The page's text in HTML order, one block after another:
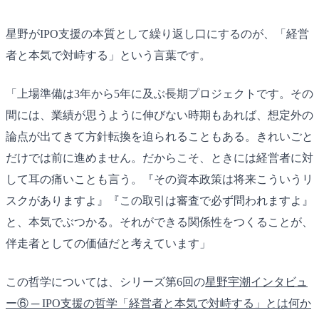
星野がIPO支援の本質として繰り返し口にするのが、「経営
者と本気で対峙する」という言葉です。
「上場準備は3年から5年に及ぶ長期プロジェクトです。その
間には、業績が思うように伸びない時期もあれば、想定外の
論点が出てきて方針転換を迫られることもある。きれいごと
だけでは前に進めません。だからこそ、ときには経営者に対
して耳の痛いことも言う。『その資本政策は将来こういうリ
スクがありますよ』『この取引は審査で必ず問われますよ』
と、本気でぶつかる。それができる関係性をつくることが、
伴走者としての価値だと考えています」
この哲学については、シリーズ第6回の星野宇潮インタビュ
ー⑥ ─ IPO支援の哲学「経営者と本気で対峙する」とは何か